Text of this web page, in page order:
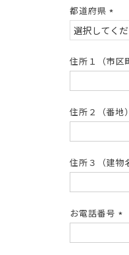
都道府県
(必
須)
住所１（市区
住所２（番地
住所３（建物
お電話番号